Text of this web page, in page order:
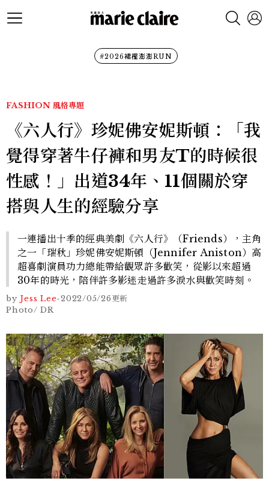
#2026裙襬澎澎RUN
FASHION 風格專題
《六人行》珍妮佛安妮斯頓：「我
覺得穿著牛仔褲和男友T的時候很
性感！」出道34年、11個關於穿
搭與人生的經驗分享
一連播出十季的經典美劇《六人行》（Friends），主角
之一「瑞秋」珍妮佛安妮斯頓（Jennifer Aniston）高
超喜劇演員功力總能帶給觀眾許多歡笑，從影以來超過
30年的時光，陪伴許多影迷走過許多淚水與歡笑時刻。
by Jess Lee-2022/05/26更新
Photo/ DR